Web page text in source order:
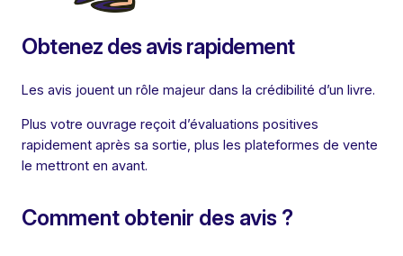
Obtenez des avis rapidement
Les avis jouent un rôle majeur dans la crédibilité d’un livre.
Plus votre ouvrage reçoit d’évaluations positives
rapidement après sa sortie, plus les plateformes de vente
le mettront en avant.
Comment obtenir des avis ?